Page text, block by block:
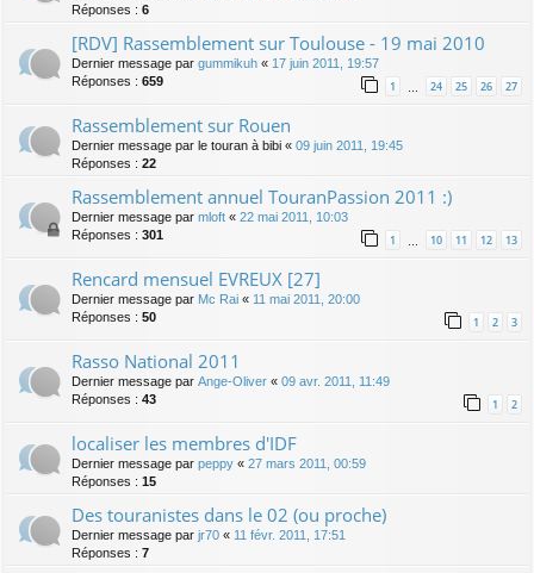
Réponses : 6
[RDV] Rassemblement sur Toulouse - 19 mai 2010
Dernier message par gummikuh « 17 juin 2011, 19:57
Réponses : 659 1 24 25 26 27
Rassemblement sur Rouen
Dernier message par le touran à bibi « 09 juin 2011, 19:45
Réponses : 22
Rassemblement annuel TouranPassion 2011 :)
Dernier message par mloft « 22 mai 2011, 10:03
Réponses : 301 1 10 11 12 13
Rencard mensuel EVREUX [27]
Dernier message par Mc Rai « 11 mai 2011, 20:00
Réponses : 50 1 2 3
Rasso National 2011
Dernier message par Ange-Oliver « 09 avr. 2011, 11:49
Réponses : 43 1 2
localiser les membres d'IDF
Dernier message par peppy « 27 mars 2011, 00:59
Réponses : 15
Des touranistes dans le 02 (ou proche)
Dernier message par jr70 « 11 févr. 2011, 17:51
Réponses : 7